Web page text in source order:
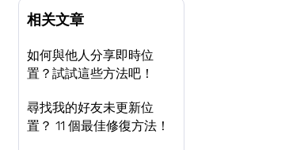
相关文章
如何與他人分享即時位
置？試試這些方法吧！
尋找我的好友未更新位
置？ 11 個最佳修復方法！